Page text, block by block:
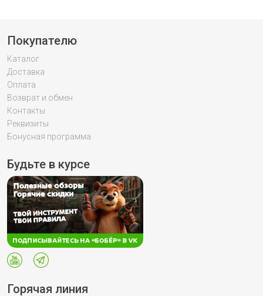
Покупателю
Каталог
Доставка
Оплата
Возврат и обмен
Контакты
Реквизиты
Бонусная программа
Будьте в курсе
Горячая линия